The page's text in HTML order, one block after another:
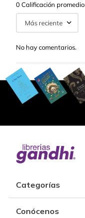
0 Calificación promedio
Más reciente
No hay comentarios.
Categorías
Conócenos